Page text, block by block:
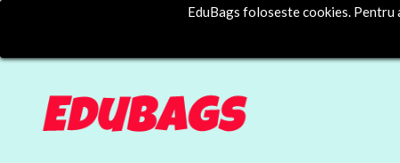
EduBags foloseste cookies.